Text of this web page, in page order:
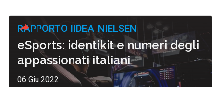
RAPPORTO IIDEA-NIELSEN
eSports: identikit e numeri degli
appassionati italiani
06 Giu 2022